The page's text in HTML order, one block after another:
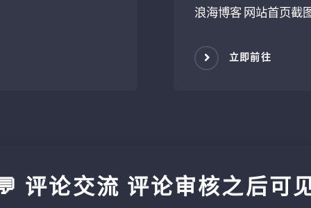
浪海博客 网站首页截
立即前往
评论交流 评论审核之后可